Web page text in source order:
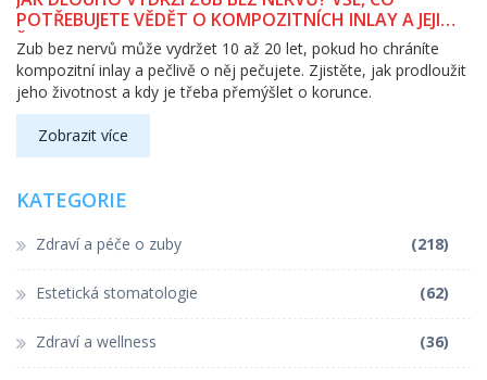
POTŘEBUJETE VĚDĚT O KOMPOZITNÍCH INLAY A JEJICH
ŽIVOTNOSTI
Zub bez nervů může vydržet 10 až 20 let, pokud ho chráníte
kompozitní inlay a pečlivě o něj pečujete. Zjistěte, jak prodloužit
jeho životnost a kdy je třeba přemýšlet o korunce.
Zobrazit více
KATEGORIE
Zdraví a péče o zuby (218)
Estetická stomatologie (62)
Zdraví a wellness (36)